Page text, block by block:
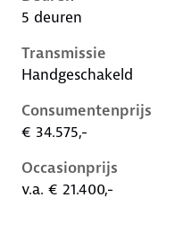
5 deuren
Transmissie
Handgeschakeld
Consumentenprijs
€ 34.575,-
Occasionprijs
v.a. € 21.400,-